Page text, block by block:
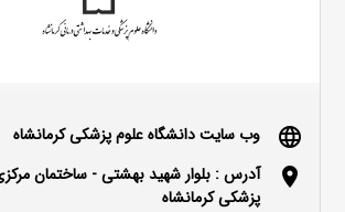
language وب سایت دانشگاه علوم پزشکی کرمانشاه
location_on
آدرس : بلوار شهید بهشتی - ساختمان
پزشکی کرمانشاه